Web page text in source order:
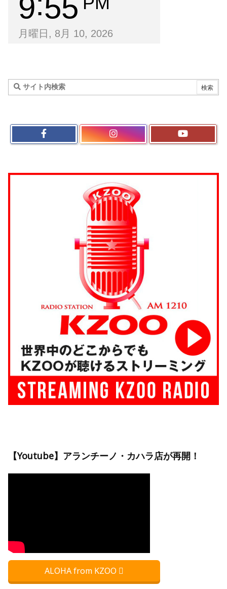
9 55
月曜日, 8月 10, 2026
【Youtube】アランチーノ・カハラ店が再開！
ALOHA from KZOO